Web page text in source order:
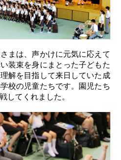
まは、声かけに元気に応えて
装束を身にまとった子どもた
解を目指して来日していた成
校の児童たちです。園児たち
してくれました。